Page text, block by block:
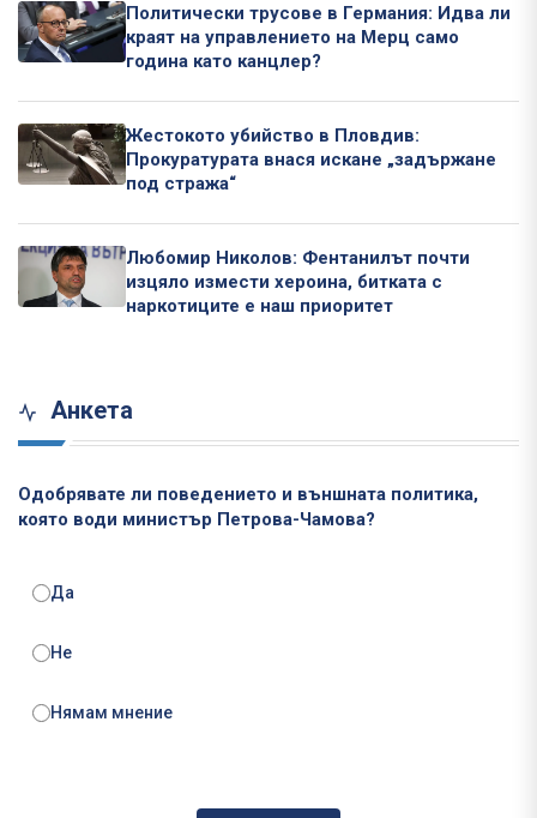
Политически трусове в Германия: Идва ли
краят на управлението на Мерц само
година като канцлер?
Жестокото убийство в Пловдив:
Прокуратурата внася искане „задържане
под стража“
Любомир Николов: Фентанилът почти
изцяло измести хероина, битката с
наркотиците е наш приоритет
Анкета
Одобрявате ли поведението и външната политика,
която води министър Петрова-Чамова?
Да
Не
Нямам мнение